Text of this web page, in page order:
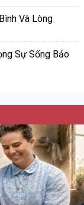
Và Lòng
Sự Sống Bảo